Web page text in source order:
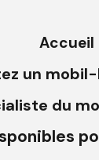
Accueil
un
du